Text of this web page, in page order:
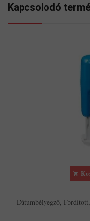
Kapcsolodó
Dátumbélyegző,